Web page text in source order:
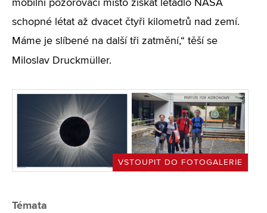
mobilní pozorovací místo získat letadlo NASA
schopné létat až dvacet čtyři kilometrů nad zemí.
Máme je slíbené na další tři zatmění,“ těší se
Miloslav Druckmüller.
VSTOUPIT DO FOTOGALERIE
Témata